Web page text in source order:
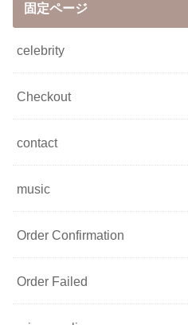
固定ページ
celebrity
Checkout
contact
music
Order Confirmation
Order Failed